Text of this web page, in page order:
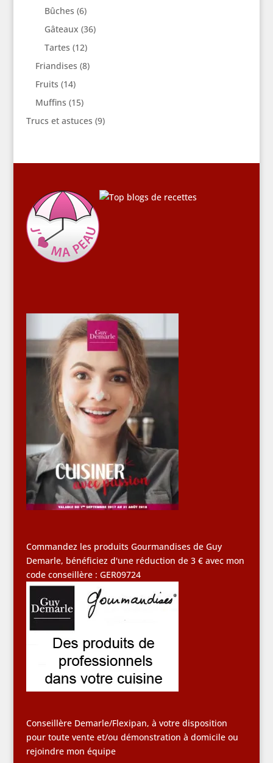
Bûches (6)
Gâteaux (36)
Tartes (12)
Friandises (8)
Fruits (14)
Muffins (15)
Trucs et astuces (9)
Commandez les produits Gourmandises de Guy
Demarle, bénéficiez d'une réduction de 3 € avec mon
code conseillère : GER09724
Conseillère Demarle/Flexipan, à votre disposition
pour toute vente et/ou démonstration à domicile ou
rejoindre mon équipe